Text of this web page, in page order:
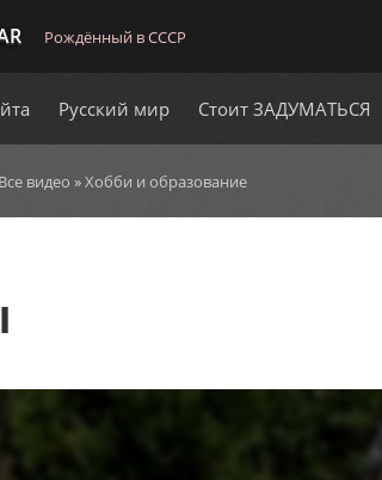
Рождённый в СССР
Русский мир Стоит ЗАДУМАТЬСЯ
Все видео »Хобби и образование